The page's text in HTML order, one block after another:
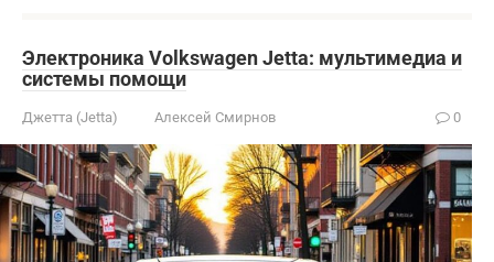
Электроника Volkswagen Jetta: мультимедиа и
системы помощи
Джетта (Jetta) Алексей Смирнов 0